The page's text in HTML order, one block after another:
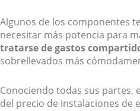
Algunos de los componentes
necesitar más potencia para
tratarse de gastos
sobrellevados más
Conociendo todas sus partes,
del precio de instalaciones de